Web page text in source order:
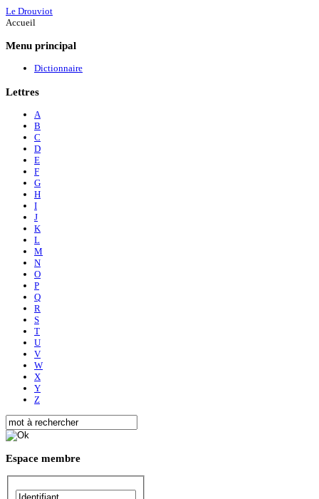
Le Drouviot
Accueil
Menu principal
Dictionnaire
Lettres
A
B
C
D
E
F
G
H
I
J
K
L
M
N
O
P
Q
R
S
T
U
V
W
X
Y
Z
Espace membre